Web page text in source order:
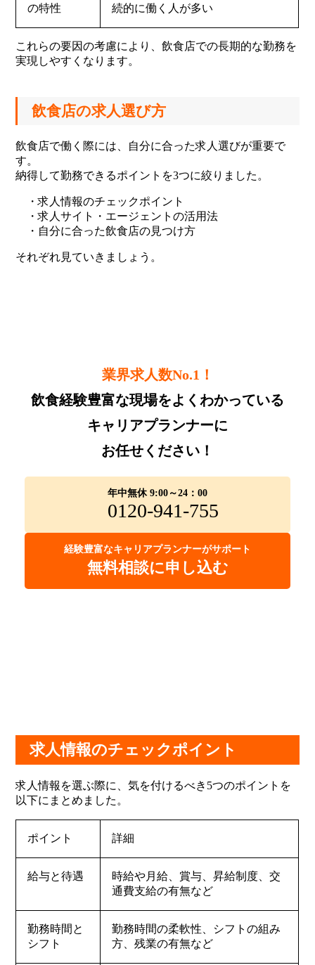
の特性
続的に働く人が多い
これらの要因の考慮により、飲食店での長期的な勤務を
実現しやすくなります。
飲食店の求人選び方
飲食店で働く際には、自分に合った求人選びが重要で
す。
納得して勤務できるポイントを3つに絞りました。
・求人情報のチェックポイント
・求人サイト・エージェントの活用法
・自分に合った飲食店の見つけ方
それぞれ見ていきましょう。
業界求人数No.1！
飲食経験豊富な現場をよくわかっている
キャリアプランナーに
お任せください！
年中無休 9:00～24：00
0120-941-755
経験豊富なキャリアプランナーがサポート
無料相談に申し込む
求人情報のチェックポイント
求人情報を選ぶ際に、気を付けるべき5つのポイントを
以下にまとめました。
ポイント 詳細
給与と待遇
時給や月給、賞与、昇給制度、交
通費支給の有無など
勤務時間と
シフト
勤務時間の柔軟性、シフトの組み
方、残業の有無など